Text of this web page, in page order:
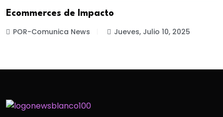
Ecommerces de Impacto
POR-Comunica News Jueves, Julio 10, 2025